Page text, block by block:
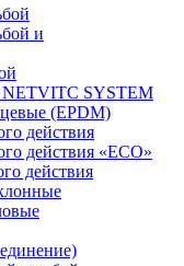
и
NETVITC SYSTEM
(EPDM)
действия
действия «ECO»
действия